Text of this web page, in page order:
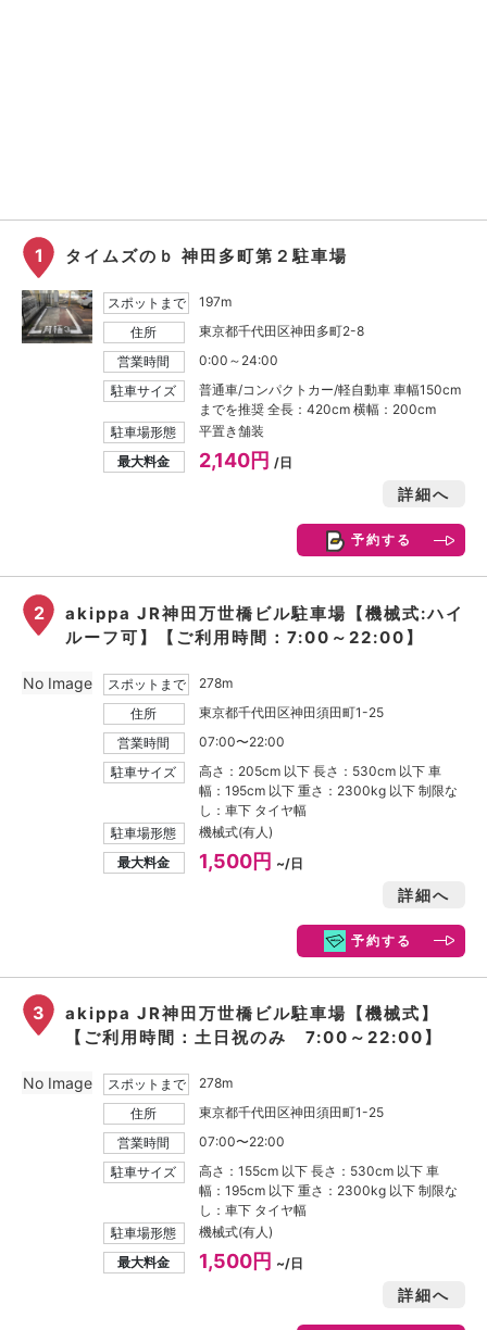
1 タイムズのｂ 神田多町第２駐車場
スポットまで
197m
住所
東京都千代田区神田多町2-8
営業時間
0:00～24:00
駐車サイズ
普通車/コンパクトカー/軽自動車 車幅150cm
までを推奨 全長：420cm 横幅：200cm
駐車場形態
平置き舗装
最大料金
2,140円/日
詳細へ
予約する
2
akippa JR神田万世橋ビル駐車場【機械式:ハイ
ルーフ可】【ご利用時間：7:00～22:00】
スポットまで
278m
住所
東京都千代田区神田須田町1-25
営業時間
07:00〜22:00
駐車サイズ
高さ：205cm 以下 長さ：530cm 以下 車
幅：195cm 以下 重さ：2300kg 以下 制限な
し：車下 タイヤ幅
駐車場形態
機械式(有人)
最大料金
1,500円 ~/日
詳細へ
予約する
No Image
3
akippa JR神田万世橋ビル駐車場【機械式】
【ご利用時間：土日祝のみ 7:00～22:00】
スポットまで
278m
住所
東京都千代田区神田須田町1-25
営業時間
07:00〜22:00
駐車サイズ
高さ：155cm 以下 長さ：530cm 以下 車
幅：195cm 以下 重さ：2300kg 以下 制限な
し：車下 タイヤ幅
駐車場形態
機械式(有人)
最大料金
1,500円 ~/日
詳細へ
No Image